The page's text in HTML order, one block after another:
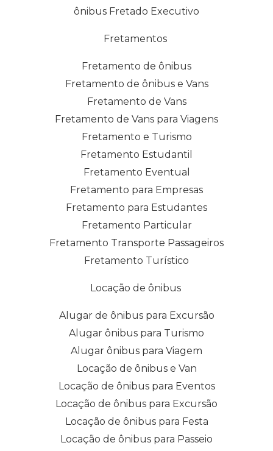
ônibus Fretado Executivo
Fretamentos
Fretamento de ônibus
Fretamento de ônibus e Vans
Fretamento de Vans
Fretamento de Vans para Viagens
Fretamento e Turismo
Fretamento Estudantil
Fretamento Eventual
Fretamento para Empresas
Fretamento para Estudantes
Fretamento Particular
Fretamento Transporte Passageiros
Fretamento Turístico
Locação de ônibus
Alugar de ônibus para Excursão
Alugar ônibus para Turismo
Alugar ônibus para Viagem
Locação de ônibus e Van
Locação de ônibus para Eventos
Locação de ônibus para Excursão
Locação de ônibus para Festa
Locação de ônibus para Passeio